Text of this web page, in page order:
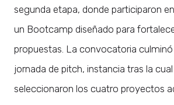
segunda etapa, donde participaron en
un Bootcamp diseñado para
propuestas. La convocatoria
jornada de pitch, instancia tras la
seleccionaron los cuatro proyectos